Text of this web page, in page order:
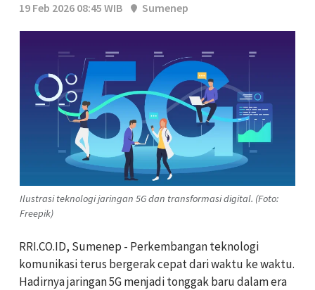
19 Feb 2026 08:45 WIB
Sumenep
Ilustrasi teknologi jaringan 5G dan transformasi digital. (Foto:
Freepik)
RRI.CO.ID, Sumenep - Perkembangan teknologi
komunikasi terus bergerak cepat dari waktu ke waktu.
Hadirnya jaringan 5G menjadi tonggak baru dalam era